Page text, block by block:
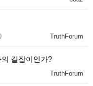
TruthForum
길잡이인가?
TruthForum